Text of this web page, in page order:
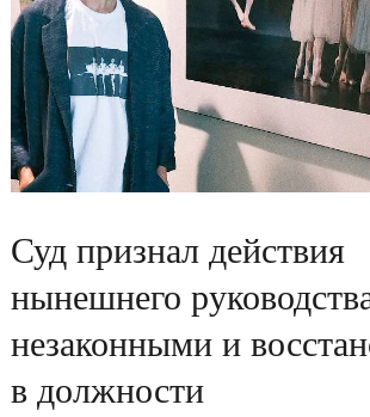
Суд признал действия
нынешнего
незаконными и
в должности